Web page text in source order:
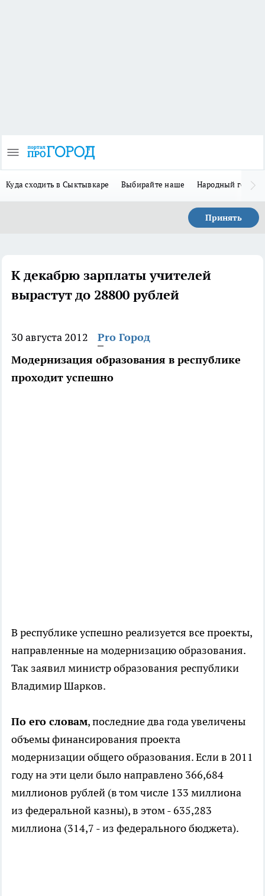
Куда сходить в Сыктывкаре Выбирайте наше Народный герой
Принять
К декабрю зарплаты учителей
вырастут до 28800 рублей
30 августа 2012
Pro Город
Модернизация образования в республике
проходит успешно
В республике успешно реализуется все проекты,
направленные на модернизацию образования.
Так заявил министр образования республики
Владимир Шарков.
По его словам, последние два года увеличены
объемы финансирования проекта
модернизации общего образования. Если в 2011
году на эти цели было направлено 366,684
миллионов рублей (в том числе 133 миллиона
из федеральной казны), в этом - 635,283
миллиона (314,7 - из федерального бюджета).